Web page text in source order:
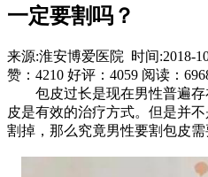
一定要割吗？
来源:淮安博爱医院 时间:2018-
赞： 4210 好评： 4059 阅读：
包皮过长是现在男性普遍存
皮是有效的治疗方式。但是并
割掉，那么究竟男性要割包皮